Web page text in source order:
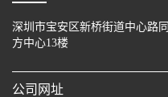
深圳市宝安区新桥街道中心路同
方中心13楼
公司网址